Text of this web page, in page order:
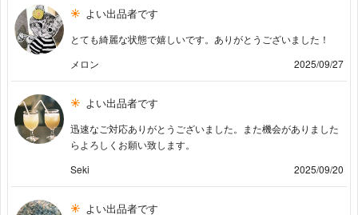
よい出品者です
とても綺麗な状態で嬉しいです。ありがとうございました！
メロン
2025/09/27
よい出品者です
迅速なご対応ありがとうございました。また機会がありました
らよろしくお願い致します。
Seki
2025/09/20
よい出品者です